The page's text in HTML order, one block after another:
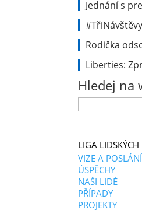
Jednání s
Rodička
Liberties:
Hledej na
Vyhledávání
LIGA LIDSKÝCH
VIZE A POSLÁNÍ
ÚSPĚCHY
NAŠI LIDÉ
PŘÍPADY
PROJEKTY